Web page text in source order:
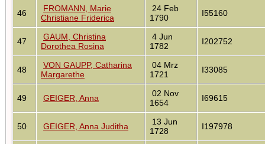
46
FROMANN, Marie
Christiane Friderica
24 Feb
1790
I55160
47
GAUM, Christina
Dorothea Rosina
4 Jun
1782
I202752
48
VON GAUPP, Catharina
Margarethe
04 Mrz
1721
I33085
49 GEIGER, Anna
02 Nov
1654
I69615
50 GEIGER, Anna Juditha
13 Jun
1728
I197978